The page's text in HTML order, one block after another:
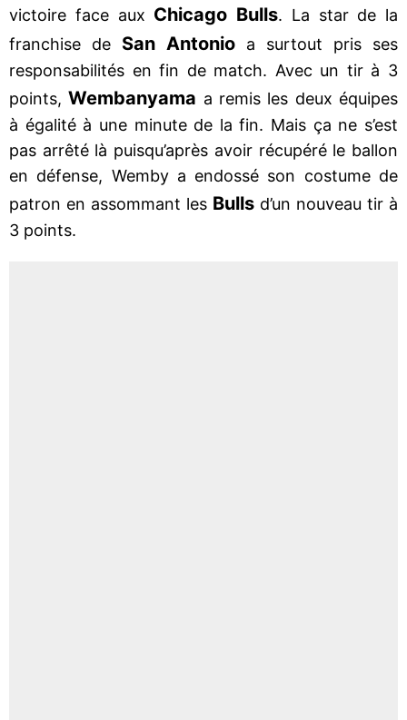
victoire face aux Chicago Bulls. La star de la
franchise de San Antonio a surtout pris ses
responsabilités en fin de match. Avec un tir à 3
points,Wembanyama a remis les deux équipes
à égalité à une minute de la fin. Mais ça ne s’est
pas arrêté là puisqu’après avoir récupéré le ballon
en défense, Wemby a endossé son costume de
patron en assommant les Bulls d’un nouveau tir à
3 points.